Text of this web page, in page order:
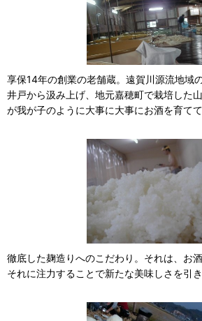
享保14年の創業の老舗蔵。遠賀川源流地域
井戸から汲み上げ、地元嘉穂町で栽培した
が我が子のように大事に大事にお酒を育てて
徹底した麹造りへのこだわり。それは、お
それに注力することで新たな美味しさを引